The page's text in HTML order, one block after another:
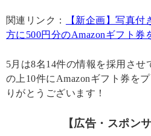
関連リンク：
【新企画】写真
方に500円分のAmazonギフト券
5月は8名14件の情報を採用させ
の上10件にAmazonギフト券を
りがとうございます！
【広告・スポン